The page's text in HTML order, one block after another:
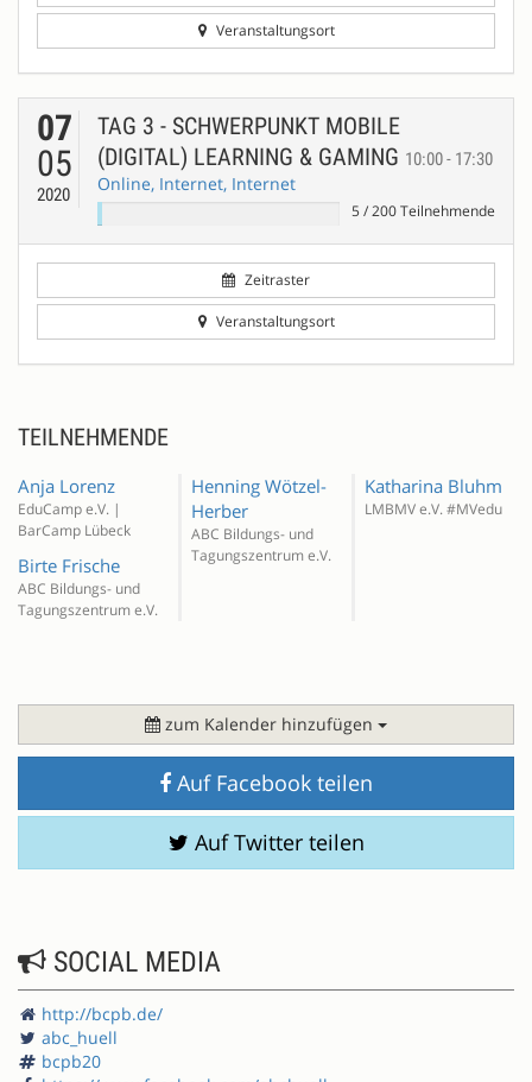
Veranstaltungsort
07
05
2020
TAG 3 - SCHWERPUNKT MOBILE
(DIGITAL) LEARNING & GAMING 10:00 - 17:30
Online, Internet, Internet
5 /200Teilnehmende
Zeitraster
Veranstaltungsort
TEILNEHMENDE
Anja Lorenz
EduCamp e.V. |
BarCamp Lübeck
Birte Frische
ABC Bildungs- und
Tagungszentrum e.V.
Henning Wötzel-
Herber
ABC Bildungs- und
Tagungszentrum e.V.
Katharina Bluhm
LMBMV e.V. #MVedu
zum Kalender hinzufügen
Auf Facebook teilen
Auf Twitter teilen
SOCIAL MEDIA
http://bcpb.de/
abc_huell
bcpb20